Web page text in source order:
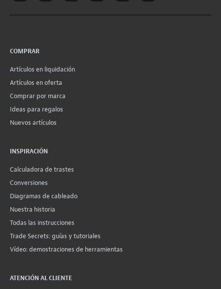
COMPRAR
Artículos en liquidación
Artículos en oferta
Comprar por marca
Ideas para regalos
Nuevos artículos
INSPIRACIÓN
Calculadora de trastes
Conversiones
Diagramas de cableado
Nuestra historia
Todas las instrucciones
Trade Secrets: guías y tutoriales
Vídeo: demostraciones de herramientas
ATENCIÓN AL CLIENTE